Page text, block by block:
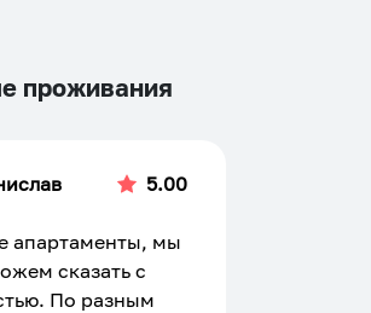
проживания
5.00
апартаменты, мы
сказать с
По разным